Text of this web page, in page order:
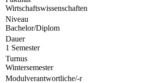
Wirtschaftswissenschaften
Niveau
Bachelor/Diplom
Dauer
1 Semester
Turnus
Wintersemester
Modulverantwortliche/-r